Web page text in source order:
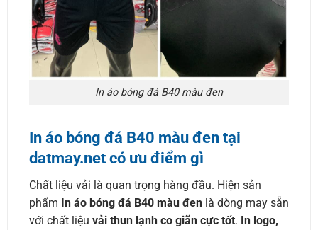
In áo bóng đá B40 màu đen
In áo bóng đá B40 màu đentại
datmay.net có ưu điểm gì
Chất liệu vải là quan trọng hàng đầu. Hiện sản
phẩm In áo bóng đá B40 màu đenlà dòng may sẵn
với chất liệu vải thun lạnh co giãn cực tốt. In logo,